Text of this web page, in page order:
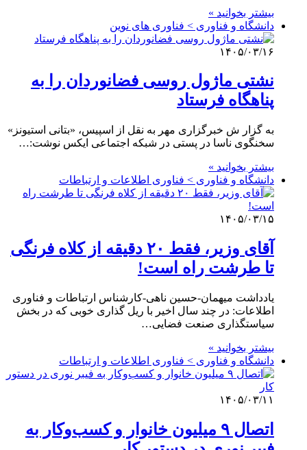
بیشتر بخوانید »
دانشگاه و فناوری > فناوری های نوین
۱۴۰۵/۰۳/۱۶
نشتی ماژول روسی فضانوردان را به
پناهگاه فرستاد
به گزار ش خبرگزاری مهر به نقل از اسپیس، «بتانی استیونز»
سخنگوی ناسا در پستی در شبکه اجتماعی ایکس نوشت:…
بیشتر بخوانید »
دانشگاه و فناوری > فناوری اطلاعات و ارتباطات
۱۴۰۵/۰۳/۱۵
آقای وزیر، فقط ۲۰ دقیقه از کلاه فرنگی
تا طرشت راه است!
یادداشت میهمان-حسین ناهی-کارشناس ارتباطات و فناوری
اطلاعات: در چند سال اخیر با ریل گذاری خوبی که در بخش
سیاستگذاری صنعت فضایی…
بیشتر بخوانید »
دانشگاه و فناوری > فناوری اطلاعات و ارتباطات
۱۴۰۵/۰۳/۱۱
اتصال ۹ میلیون خانوار و کسب‌وکار به